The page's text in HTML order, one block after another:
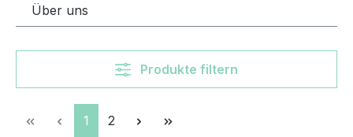
Über uns
Produkte filtern
Seite
1 Seite
2